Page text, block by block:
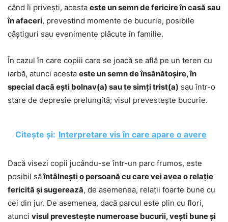
când îi privești, acesta este un semn de fericire în casă sau
în afaceri, prevestind momente de bucurie, posibile
câștiguri sau evenimente plăcute în familie.
În cazul în care copiii care se joacă se află pe un teren cu
iarbă, atunci acesta este un semn de însănătoșire, în
special dacă ești bolnav(a) sau te simți trist(a) sau într-o
stare de depresie prelungită; visul prevestește bucurie.
Citește și: Interpretare vis în care apare o avere
Dacă visezi copii jucându-se într-un parc frumos, este
posibil săîntâlnești o persoană cu care vei avea o relație
fericită și sugerează, de asemenea, relații foarte bune cu
cei din jur. De asemenea, dacă parcul este plin cu flori,
atunci visul prevestește numeroase bucurii, vești bune și